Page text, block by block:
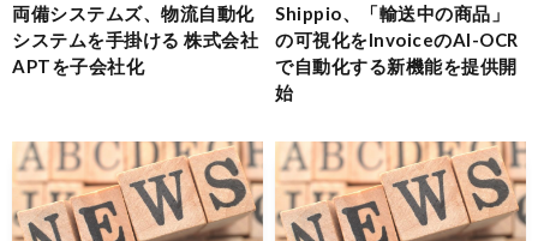
両備システムズ、物流自動化
システムを手掛ける 株式会社
APTを子会社化
Shippio、「輸送中の商品」
の可視化をInvoiceのAI-OCR
で自動化する新機能を提供開
始